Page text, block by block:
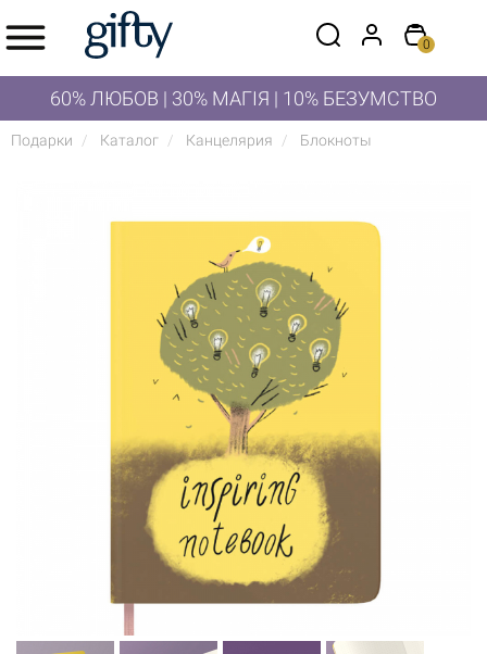
0
60% ЛЮБОВ | 30% МАГІЯ | 10% БЕЗУМСТВО
Подарки Каталог Канцелярия Блокноты